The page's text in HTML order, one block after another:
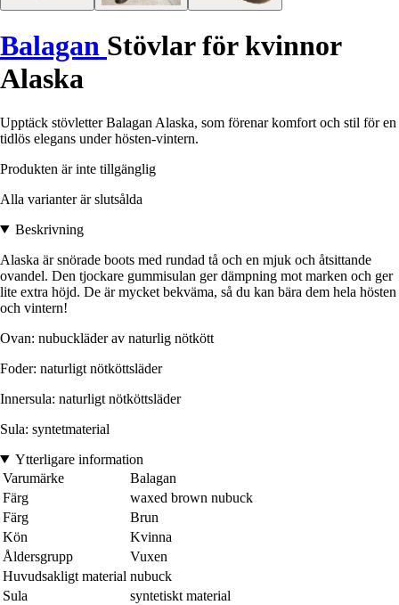
Balagan Stövlar för kvinnor
Alaska
Upptäck stövletter Balagan Alaska, som förenar komfort och stil för en
tidlös elegans under hösten-vintern.
Produkten är inte tillgänglig
Alla varianter är slutsålda
Beskrivning
Alaska är snörade boots med rundad tå och en mjuk och åtsittande
ovandel. Den tjockare gummisulan ger dämpning mot marken och ger
lite extra höjd. De är mycket bekväma, så du kan bära dem hela hösten
och vintern!
Ovan: nubuckläder av naturlig nötkött
Foder: naturligt nötköttsläder
Innersula: naturligt nötköttsläder
Sula: syntetmaterial
Ytterligare information
Varumärke
Balagan
Färg
waxed brown nubuck
Färg
Brun
Kön
Kvinna
Åldersgrupp
Vuxen
Huvudsakligt material nubuck
Sula
syntetiskt material